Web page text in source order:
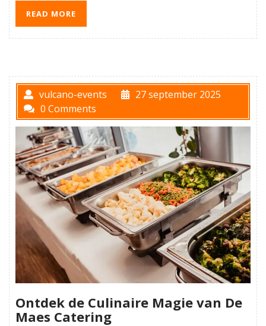
READ MORE
vulcano-events
27 september 2025
0 Comments
Ontdek de Culinaire Magie van De
Maes Catering